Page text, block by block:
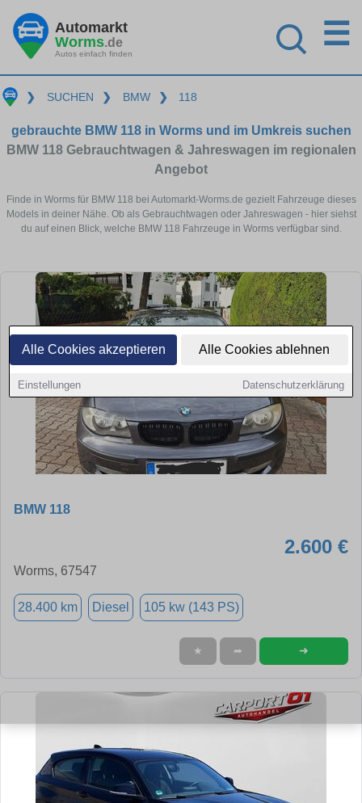
Alle Cookies akzeptieren Alle Cookies ablehnen
Einstellungen Datenschutzerklärung
Automarkt
Worms.de
Autos einfach finden
☰
❯ SUCHEN ❯ BMW ❯ 118
gebrauchte BMW 118 in Worms und im Umkreis suchen
BMW 118 Gebrauchtwagen & Jahreswagen im regionalen
Angebot
Finde in Worms für BMW 118 bei Automarkt-Worms.de gezielt Fahrzeuge dieses
Models in deiner Nähe. Ob als Gebrauchtwagen oder Jahreswagen - hier siehst
du auf einen Blick, welche BMW 118 Fahrzeuge in Worms verfügbar sind.
BMW 118
2.600 €
Worms, 67547
28.400 km Diesel 105 kw (143 PS)
★ ➦ ➜